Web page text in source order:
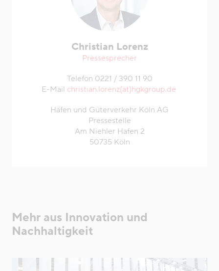
Christian Lorenz
Pressesprecher
Telefon 0221 / 390 11 90
E-Mail christian.lorenz(at)hgkgroup.de
Häfen und Güterverkehr Köln AG
Pressestelle
Am Niehler Hafen 2
50735 Köln
Mehr aus Innovation und
Nachhaltigkeit